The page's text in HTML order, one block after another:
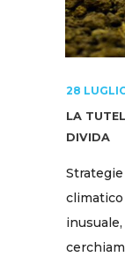
28
LA
DIVIDA